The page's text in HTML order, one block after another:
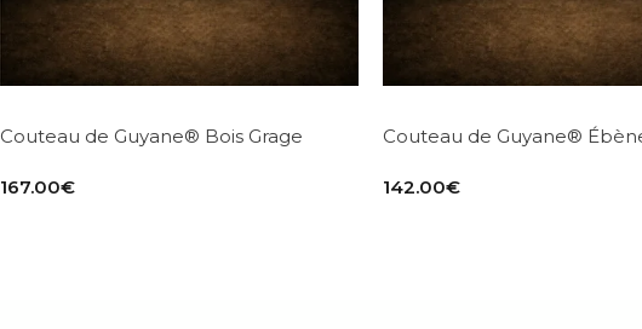
Couteau de Guyane® Bois Grage
167.00€
Couteau de Guyane®
142.00€